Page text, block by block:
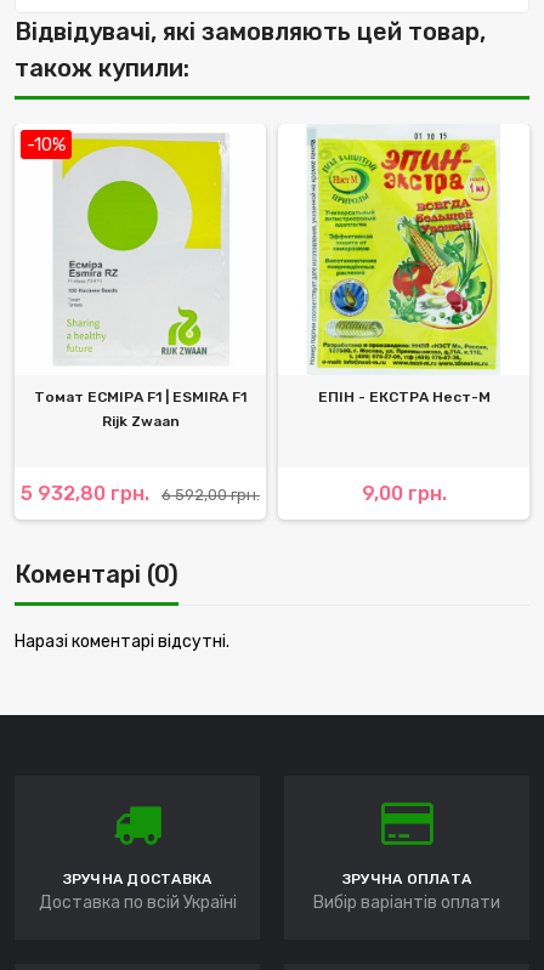
Відвідувачі, які замовляють цей товар,
також купили:
-10%
Томат ЕСМІРА F1 | ESMIRA F1
Rijk Zwaan
5 932,80 грн. 6 592,00 грн.
ЕПІН - ЕКСТРА Нест-М
9,00 грн.
Коментарі (0)
Наразі коментарі відсутні.
ЗРУЧНА ДОСТАВКА
Доставка по всій Україні
ЗРУЧНА ОПЛАТА
Вибір варіантів оплати